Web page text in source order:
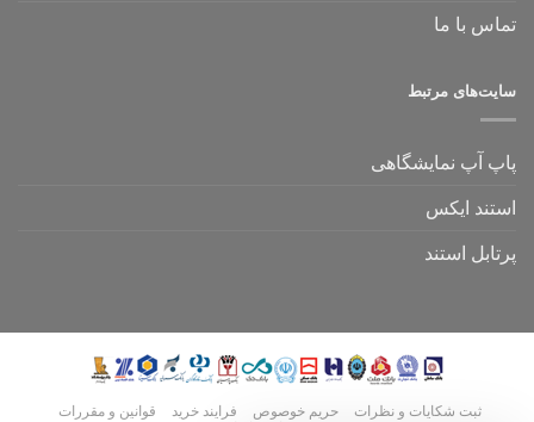
تماس با ما
سایت‌های مرتبط
پاپ آپ نمایشگاهی
استند ایکس
پرتابل استند
ثبت شکایات و نظرات حریم خوصوص فرایند خرید
قوانین و مقررات
جهت دریافت راهنمایی برای تهیه‌ی